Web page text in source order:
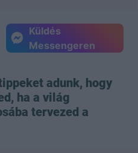
Küldés
Messengeren
adunk, hogy
ha a világ
tervezed a